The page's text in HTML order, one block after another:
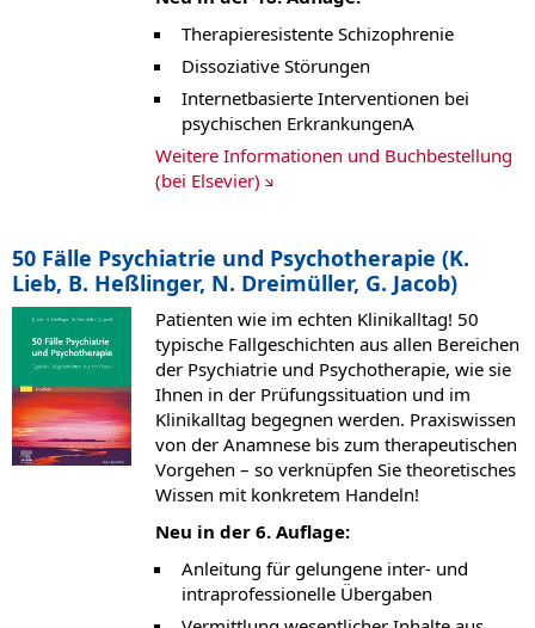
Therapieresistente Schizophrenie
Dissoziative Störungen
Internetbasierte Interventionen bei
psychischen ErkrankungenA
Weitere Informationen und Buchbestellung
(bei Elsevier)
50 Fälle Psychiatrie und Psychotherapie (K.
Lieb, B. Heßlinger, N. Dreimüller, G. Jacob)
Patienten wie im echten Klinikalltag! 50
typische Fallgeschichten aus allen Bereichen
der Psychiatrie und Psychotherapie, wie sie
Ihnen in der Prüfungssituation und im
Klinikalltag begegnen werden. Praxiswissen
von der Anamnese bis zum therapeutischen
Vorgehen – so verknüpfen Sie theoretisches
Wissen mit konkretem Handeln!
Neu in der 6. Auflage:
Anleitung für gelungene inter- und
intraprofessionelle Übergaben